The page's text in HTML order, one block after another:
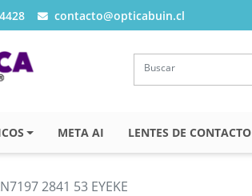
contacto@opticabuin.cl
META AI LENTES DE CONTACTO
2841 53 EYEKE